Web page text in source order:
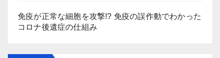
免疫が正常な細胞を攻撃!? 免疫の誤作動でわかった
コロナ後遺症の仕組み